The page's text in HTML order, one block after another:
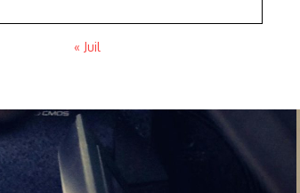
« Juil